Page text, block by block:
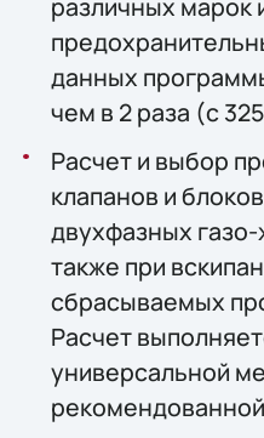
данных
чем в 2 раза (с
Расчет и выбор
клапанов и
двухфазных
также при
сбрасываемых
Расчет
универсальной